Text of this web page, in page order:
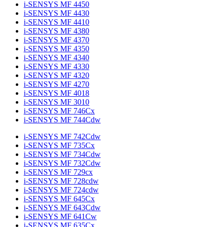
i-SENSYS MF 4450
i-SENSYS MF 4430
i-SENSYS MF 4410
i-SENSYS MF 4380
i-SENSYS MF 4370
i-SENSYS MF 4350
i-SENSYS MF 4340
i-SENSYS MF 4330
i-SENSYS MF 4320
i-SENSYS MF 4270
i-SENSYS MF 4018
i-SENSYS MF 3010
i-SENSYS MF 746Cx
i-SENSYS MF 744Cdw
i-SENSYS MF 742Cdw
i-SENSYS MF 735Cx
i-SENSYS MF 734Cdw
i-SENSYS MF 732Cdw
i-SENSYS MF 729cx
i-SENSYS MF 728cdw
i-SENSYS MF 724cdw
i-SENSYS MF 645Cx
i-SENSYS MF 643Cdw
i-SENSYS MF 641Cw
i-SENSYS MF 635Cx